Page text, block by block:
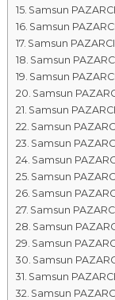
Samsun
Samsun
Samsun
Samsun
Samsun
Samsun
Samsun
Samsun
Samsun
Samsun
Samsun
Samsun
Samsun
Samsun
Samsun
Samsun
Samsun
Samsun